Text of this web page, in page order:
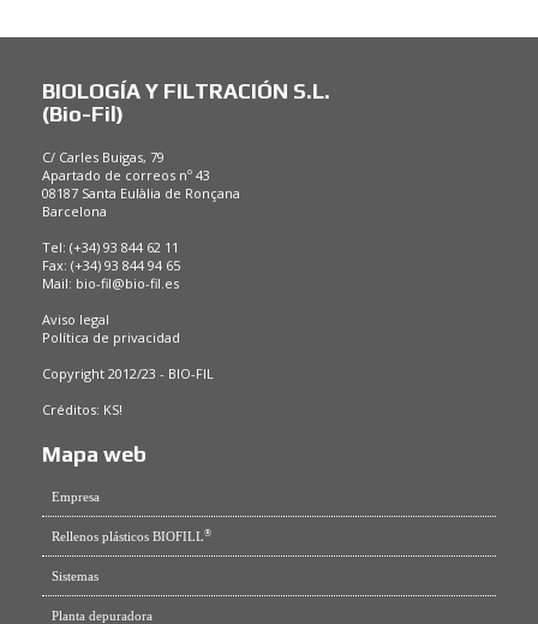
BIOLOGÍA Y FILTRACIÓN S.L.
(Bio-Fil)
C/ Carles Buigas, 79
Apartado de correos nº 43
08187 Santa Eulàlia de Ronçana
Barcelona
Tel: (+34) 93 844 62 11
Fax: (+34) 93 844 94 65
Mail: bio-fil@bio-fil.es
Aviso legal
Política de privacidad
Copyright 2012/23 - BIO-FIL
Créditos: KS!
Mapa web
Empresa
Rellenos plásticos BIOFILL®
Sistemas
Planta depuradora